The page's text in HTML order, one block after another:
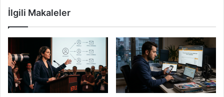
İlgili Makaleler